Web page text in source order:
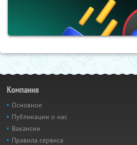
Компания
Основное
Публикации о нас
Вакансии
Правила сервиса